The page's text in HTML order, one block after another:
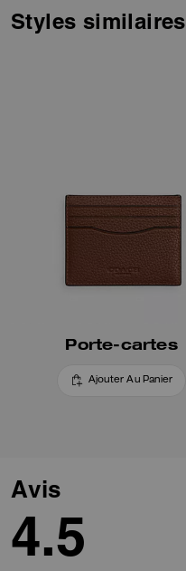
Styles similaires
Porte-cartes
Ajouter Au Panier
Avis
4.5